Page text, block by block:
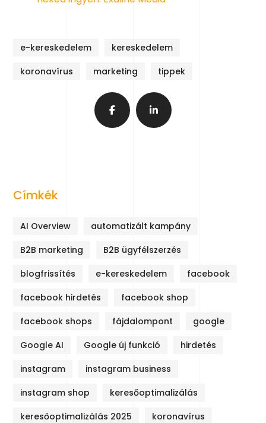
e-kereskedelem
kereskedelem
koronavírus
marketing tippek
Címkék
AI Overview
automatizált kampány
B2B marketing
B2B ügyfélszerzés
blogfrissítés
e-kereskedelem
facebook
facebook hirdetés
facebook shop
facebook shops
fájdalompont
google
Google AI
Google új funkció
hirdetés
instagram
instagram business
instagram shop
keresőoptimalizálás
keresőoptimalizálás 2025
koronavírus